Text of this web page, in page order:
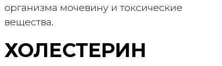
организма мочевину и токсические
вещества.
ХОЛЕСТЕРИН